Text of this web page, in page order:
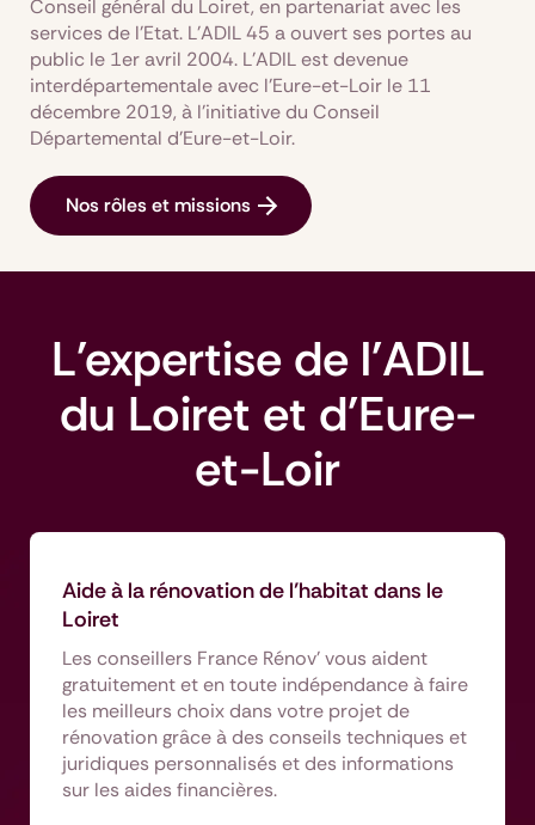
Conseil général du Loiret, en partenariat avec les
services de l’Etat. L’ADIL 45 a ouvert ses portes au
public le 1er avril 2004. L'ADIL est devenue
interdépartementale avec l'Eure-et-Loir le 11
décembre 2019, à l'initiative du Conseil
Départemental d'Eure-et-Loir.
Nos rôles et missions
L'expertise de l'ADIL
du Loiret et d'Eure-
et-Loir
Aide à la rénovation de l’habitat dans le
Loiret
Les conseillers France Rénov’ vous aident
gratuitement et en toute indépendance à faire
les meilleurs choix dans votre projet de
rénovation grâce à des conseils techniques et
juridiques personnalisés et des informations
sur les aides financières.